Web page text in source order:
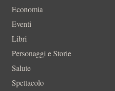
Economia
Eventi
Libri
Personaggi e Storie
Salute
Spettacolo